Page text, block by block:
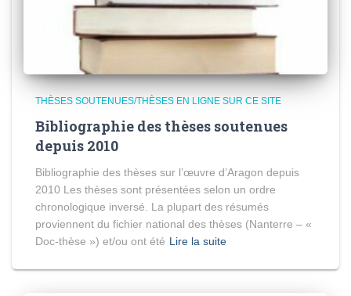
THÈSES SOUTENUES/THÈSES EN LIGNE SUR CE SITE
Bibliographie des thèses soutenues
depuis 2010
Bibliographie des thèses sur l’œuvre d’Aragon depuis
2010 Les thèses sont présentées selon un ordre
chronologique inversé. La plupart des résumés
proviennent du fichier national des thèses (Nanterre – «
Doc-thèse ») et/ou ont été Lire la suite